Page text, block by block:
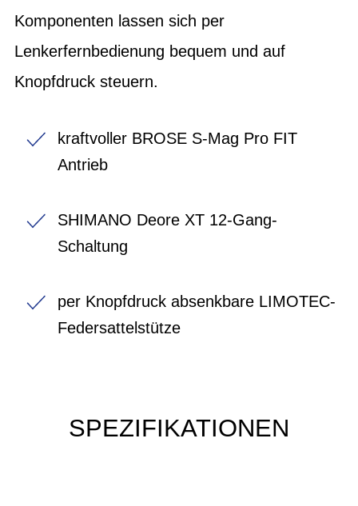
Komponenten lassen sich per
Lenkerfernbedienung bequem und auf
Knopfdruck steuern.
kraftvoller BROSE S-Mag Pro FIT
Antrieb
SHIMANO Deore XT 12-Gang-
Schaltung
per Knopfdruck absenkbare LIMOTEC-
Federsattelstütze
SPEZIFIKATIONEN